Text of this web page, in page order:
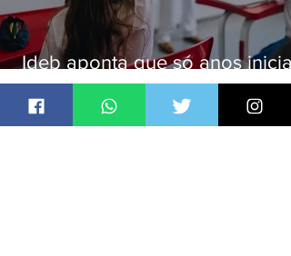
Ideb aponta que só anos
superam meta nacional da
educação